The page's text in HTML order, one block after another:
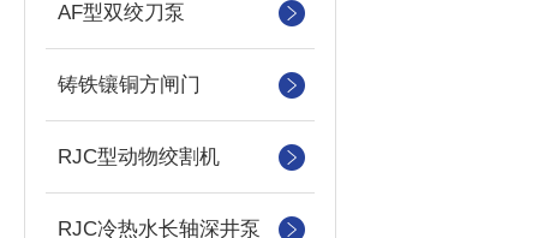
AF型双绞刀泵
铸铁镶铜方闸门
RJC型动物绞割机
RJC冷热水长轴深井泵